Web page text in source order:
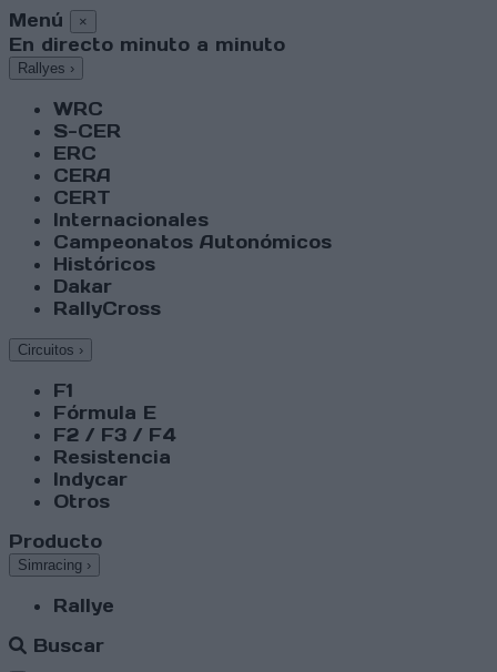
Menú ×
En directo minuto a minuto
Rallyes ›
WRC
S-CER
ERC
CERA
CERT
Internacionales
Campeonatos Autonómicos
Históricos
Dakar
RallyCross
Circuitos ›
F1
Fórmula E
F2 / F3 / F4
Resistencia
Indycar
Otros
Producto
Simracing ›
Rallye
Buscar